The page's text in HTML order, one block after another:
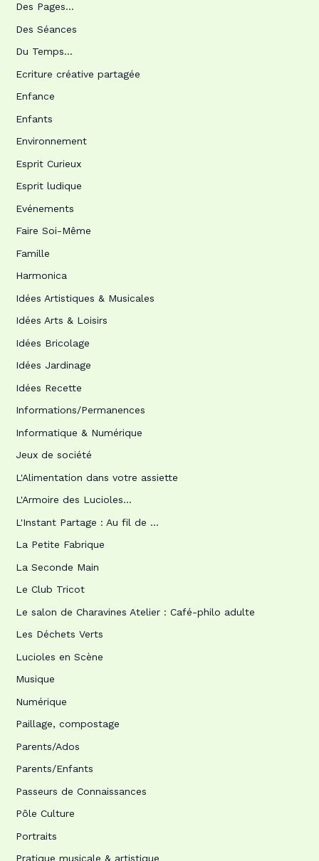
Des Pages…
Des Séances
Du Temps…
Ecriture créative partagée
Enfance
Enfants
Environnement
Esprit Curieux
Esprit ludique
Evénements
Faire Soi-Même
Famille
Harmonica
Idées Artistiques & Musicales
Idées Arts & Loisirs
Idées Bricolage
Idées Jardinage
Idées Recette
Informations/Permanences
Informatique & Numérique
Jeux de société
L'Alimentation dans votre assiette
L'Armoire des Lucioles…
L'Instant Partage : Au fil de …
La Petite Fabrique
La Seconde Main
Le Club Tricot
Le salon de Charavines Atelier : Café-philo adulte
Les Déchets Verts
Lucioles en Scène
Musique
Numérique
Paillage, compostage
Parents/Ados
Parents/Enfants
Passeurs de Connaissances
Pôle Culture
Portraits
Pratique musicale & artistique